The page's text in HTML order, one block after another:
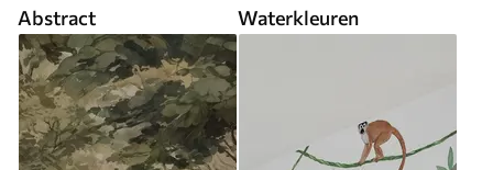
Abstract Waterkleuren